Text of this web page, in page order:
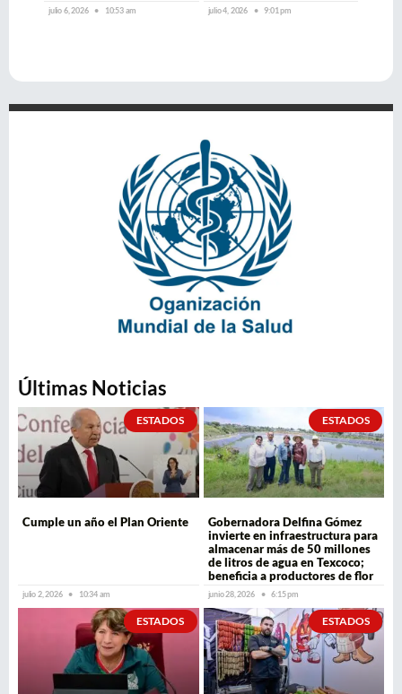
julio 6, 2026 10:53 am julio 4, 2026 9:01 pm
Últimas Noticias
ESTADOS
Cumple un año el Plan Oriente
julio 2, 2026 10:34 am
ESTADOS
Gobernadora Delfina Gómez
invierte en infraestructura para
almacenar más de 50 millones
de litros de agua en Texcoco;
beneficia a productores de flor
junio 28, 2026 6:15 pm
ESTADOS ESTADOS